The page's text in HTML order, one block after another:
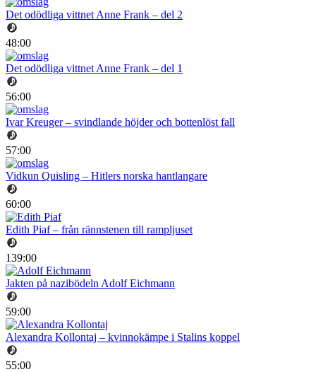
Det odödliga vittnet Anne Frank – del 2
48:00
Det odödliga vittnet Anne Frank – del 1
56:00
Ivar Kreuger – svindlande höjder och bottenlöst fall
57:00
Vidkun Quisling – Hitlers norska hantlangare
60:00
Edith Piaf – från rännstenen till rampljuset
139:00
Jakten på nazibödeln Adolf Eichmann
59:00
Alexandra Kollontaj – kvinnokämpe i Stalins koppel
55:00